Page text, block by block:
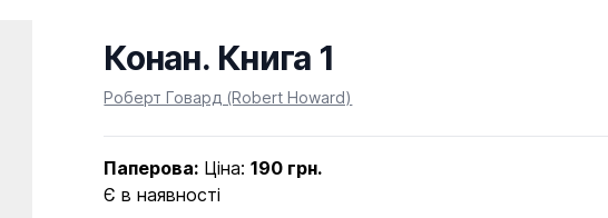
Конан. Книга 1
Product information
Роберт Говард (Robert Howard)
Паперова: Ціна:190 грн.
Є в наявності